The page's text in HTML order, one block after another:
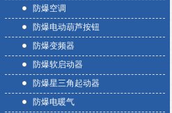
防爆空调
防爆电动葫芦按钮
防爆变频器
防爆软启动器
防爆星三角起动器
防爆电暖气